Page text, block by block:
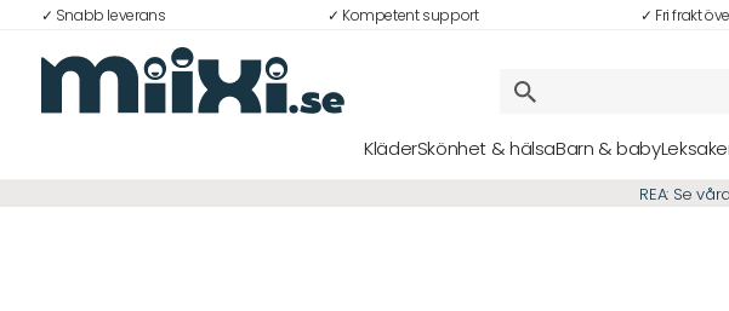
✓ Snabb leverans ✓ Kompetent support ✓ Fri frakt
KläderSkönhet & hälsaBarn & baby
NYHETER: